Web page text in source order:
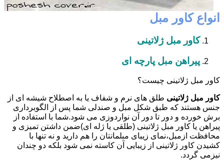
انواع کاور مبل
کاور مبل ژلاتینی
پیراهن مبل پارچه ای
کاور مبل ژلاتینی چیست؟
کاور مبل ژلاتینی طلق های نرم و شفاف یا به اصطلاح شیشه ای از
جنس هستند که طبق شکل مبل و صندلی شما پس از الگوبرداری
برش خورده و دور تا دور آن نواردوزی می شود.شما با استفاده از
پیراهن یا کاور مبل ژلاتینی (طلقی یا ژله ای)ضمن داشتن تمیزی و
محافظت ازمبل،نمای زیبای مبلمانتان را هم دارید و نه تنها با
کشیدن کاور ژلاتینی از زیبایی آن کاسته نمی شود بلکه دو چندان
نیزمی گردد.